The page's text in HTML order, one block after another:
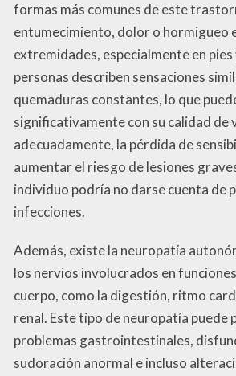
formas más comunes de este
entumecimiento, dolor o hormigueo
extremidades, especialmente en pies
personas describen sensaciones
quemaduras constantes, lo que
significativamente con su calidad de
adecuadamente, la pérdida de
aumentar el riesgo de lesiones
individuo podría no darse cuenta de
infecciones.
Además, existe la neuropatía
los nervios involucrados en
cuerpo, como la digestión, ritmo
renal. Este tipo de neuropatía puede
problemas gastrointestinales,
sudoración anormal e incluso